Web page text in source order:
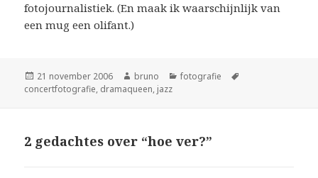
fotojournalistiek. (En maak ik waarschijnlijk van
een mug een olifant.)
Geplaatst
op
21 november 2006 Auteur
bruno Categorieën
fotografie
concertfotografie, dramaqueen, jazz
2 gedachtes over “hoe ver?”